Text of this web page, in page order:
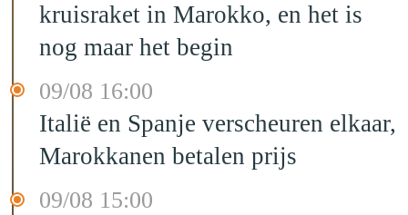
kruisraket in Marokko, en het is
nog maar het begin
09/08 16:00
Italië en Spanje verscheuren elkaar,
Marokkanen betalen prijs
09/08 15:00